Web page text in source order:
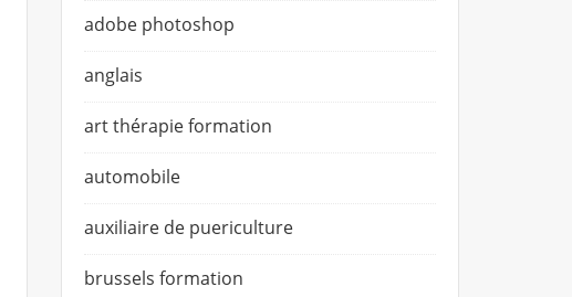
adobe photoshop
anglais
art thérapie formation
automobile
auxiliaire de puericulture
brussels formation